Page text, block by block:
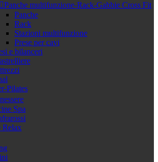
Panche multifunzione-Rack-Gabbie Cross Fit
Panche
Rack
Stazioni multifunzione
Prese per cavi
e bilanceri
Pilates
Spa
Relax